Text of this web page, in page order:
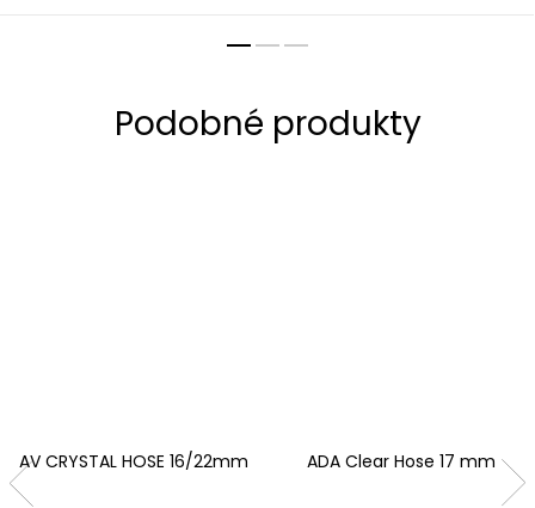
AV CRYSTAL HOSE 16/22mm ADA Clear Hose 17 mm